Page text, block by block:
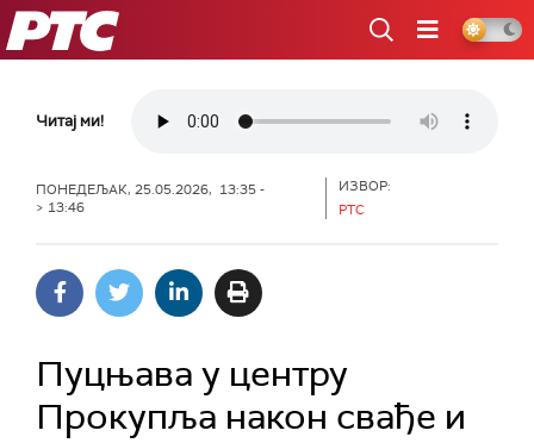
РТС
Читај ми!
ПОНЕДЕЉАК, 25.05.2026, 13:35 -
> 13:46
ИЗВОР:
РТС
Пуцњава у центру
Прокупља након свађе и